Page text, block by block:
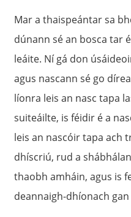
Mar a thaispeántar sa
dúnann sé an bosca tar
leáite. Ní gá don
agus nascann sé go
líonra leis an nasc tapa
suiteáilte, is féidir é a
leis an nascóir tapa ach
dhíscriú, rud a
thaobh amháin, agus is
deannaigh-dhíonach